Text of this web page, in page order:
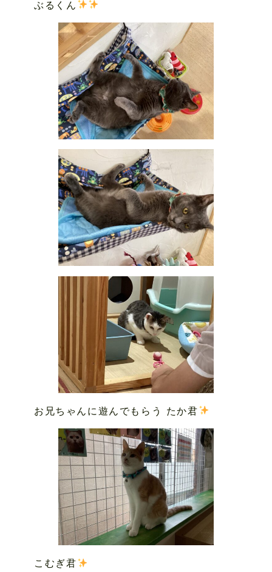
ぶるくん
お兄ちゃんに遊んでもらう たか君
こむぎ君